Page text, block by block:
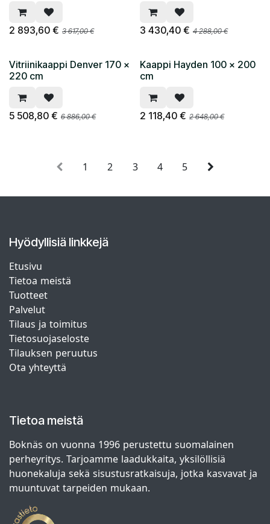
2 893,60 € 3 617,00€ 3 430,40€ 4 288,00€
Vitriinikaappi Denver 170 x
220 cm
5 508,80 € 6 886,00€
Kaappi Hayden 100 x 200
cm
2 118,40€ 2 648,00€
1 2 3 4 5
Hyödyllisiä linkkejä
Etusivu
Tietoa meistä
Tuotteet
Palvelut
Tilaus ja toimitus
Tietosuojaseloste
Tilauksen peruutus
Ota yhteyttä
Tietoa meistä
Boknäs on vuonna 1996 perustettu suomalainen
perheyritys. Tarjoamme laadukkaita, yksilöllisiä
huonekaluja sekä sisustusratkaisuja, jotka kasvavat ja
muuntuvat tarpeiden mukaan.